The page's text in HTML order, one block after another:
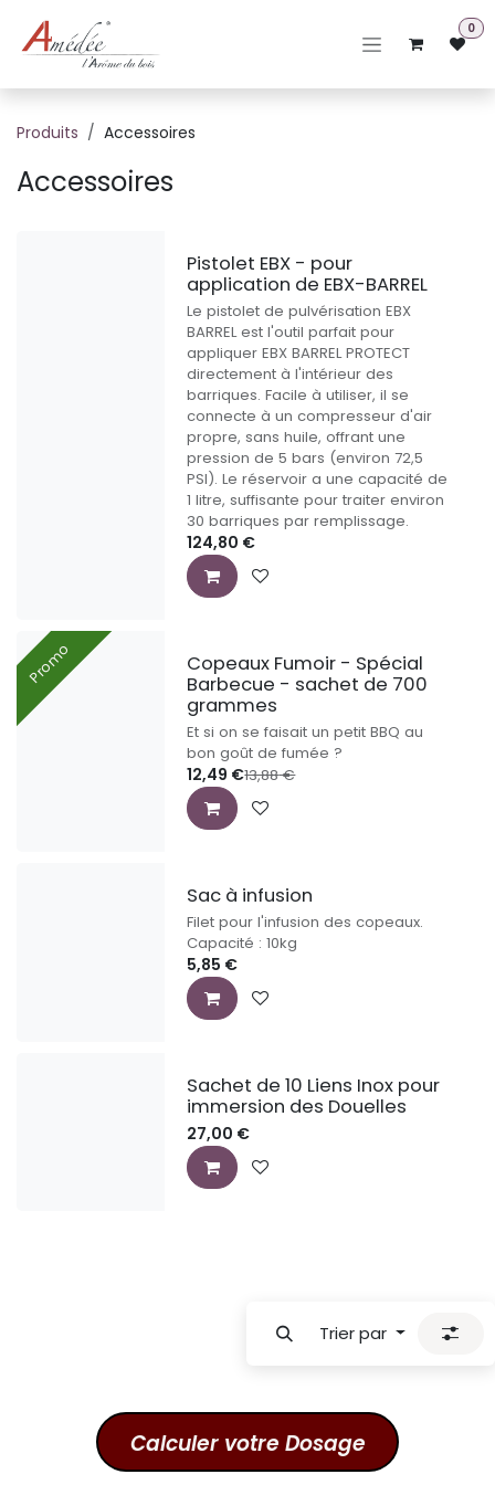
0
Produits Accessoires
Accessoires
Pistolet EBX - pour
application de EBX-BARREL
Le pistolet de pulvérisation EBX
BARREL est l'outil parfait pour
appliquer EBX BARREL PROTECT
directement à l'intérieur des
barriques. Facile à utiliser, il se
connecte à un compresseur d'air
propre, sans huile, offrant une
pression de 5 bars (environ 72,5
PSI). Le réservoir a une capacité de
1 litre, suffisante pour traiter environ
30 barriques par remplissage.
124,80 €
Promo
Copeaux Fumoir - Spécial
Barbecue - sachet de 700
grammes
Et si on se faisait un petit BBQ au
bon goût de fumée ?
12,49 €13,88€
Sac à infusion
Filet pour l'infusion des copeaux.
Capacité : 10kg
5,85 €
Sachet de 10 Liens Inox pour
immersion des Douelles
27,00 €
Trier par
Calculer votre Do​s​age​​